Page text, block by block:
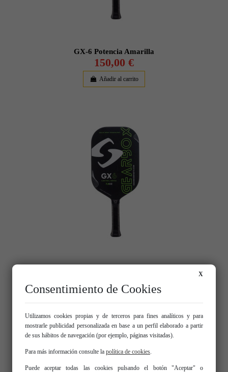
GX-6 Potencia Amarilla
150,00 €
Añadir al carrito
X
Consentimiento de Cookies
Utilizamos cookies propias y de terceros para fines analíticos y para
mostrarle publicidad personalizada en base a un perfil elaborado a partir
de sus hábitos de navegación (por ejemplo, páginas visitadas).
Para más información consulte la política de cookies
Puede aceptar todas las cookies pulsando el botón "Aceptar" o